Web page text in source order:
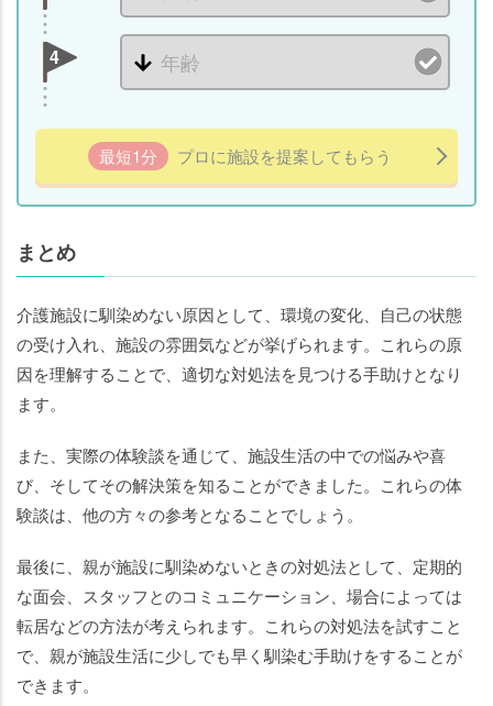
4
最短1分 プロに施設を提案してもらう
まとめ
介護施設に馴染めない原因として、環境の変化、自己の状態
の受け入れ、施設の雰囲気などが挙げられます。これらの原
因を理解することで、適切な対処法を見つける手助けとなり
ます。
また、実際の体験談を通じて、施設生活の中での悩みや喜
び、そしてその解決策を知ることができました。これらの体
験談は、他の方々の参考となることでしょう。
最後に、親が施設に馴染めないときの対処法として、定期的
な面会、スタッフとのコミュニケーション、場合によっては
転居などの方法が考えられます。これらの対処法を試すこと
で、親が施設生活に少しでも早く馴染む手助けをすることが
できます。